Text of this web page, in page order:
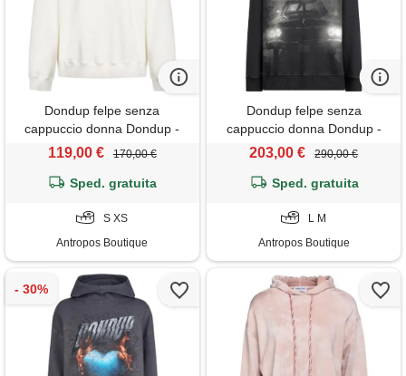
Dondup felpe senza
cappuccio donna Dondup -
felpa over in felpa diagonale -
119,00 € 170,00 €
Sped. gratuita
S XS
Antropos Boutique
Dondup felpe senza
cappuccio donna Dondup -
felpa - nero
203,00 € 290,00 €
Sped. gratuita
L M
Antropos Boutique